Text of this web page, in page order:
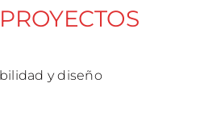
y diseño